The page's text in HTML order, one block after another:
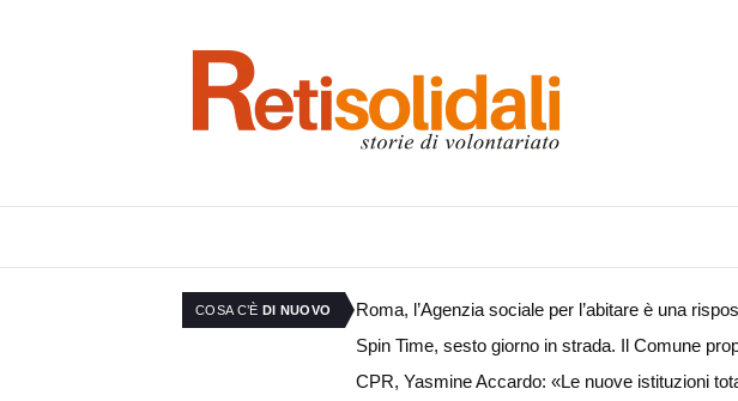
COSA C’È DI NUOVO
Roma, l’Agenzia sociale per l’abitare è una
Spin Time, sesto giorno in strada. Il Comune
CPR, Yasmine Accardo: «Le nuove istituzioni